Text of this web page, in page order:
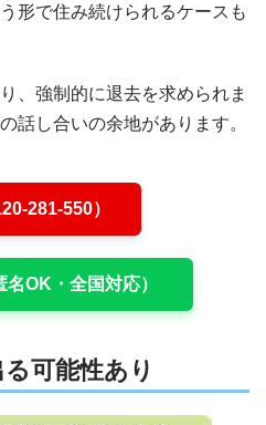
形で住み続けられるケースも
、強制的に退去を求められま
話し合いの余地があります。
281-550）
OK・全国対応）
可能性あり